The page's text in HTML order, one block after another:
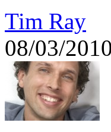
Tim Ray
08/03/